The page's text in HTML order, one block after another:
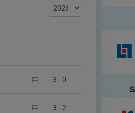
3 - 0
3 - 2